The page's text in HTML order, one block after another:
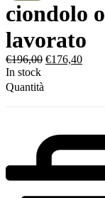
ciondolo
lavorato
€196,00 €176,40
In stock
Quantità